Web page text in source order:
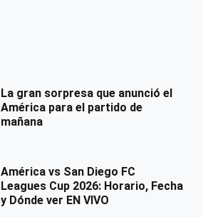
La gran sorpresa que anunció el
América para el partido de
mañana
América vs San Diego FC
Leagues Cup 2026: Horario, Fecha
y Dónde ver EN VIVO